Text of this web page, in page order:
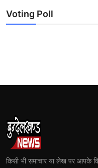
Voting Poll
किसी भी समाचार या लेख पर आपके